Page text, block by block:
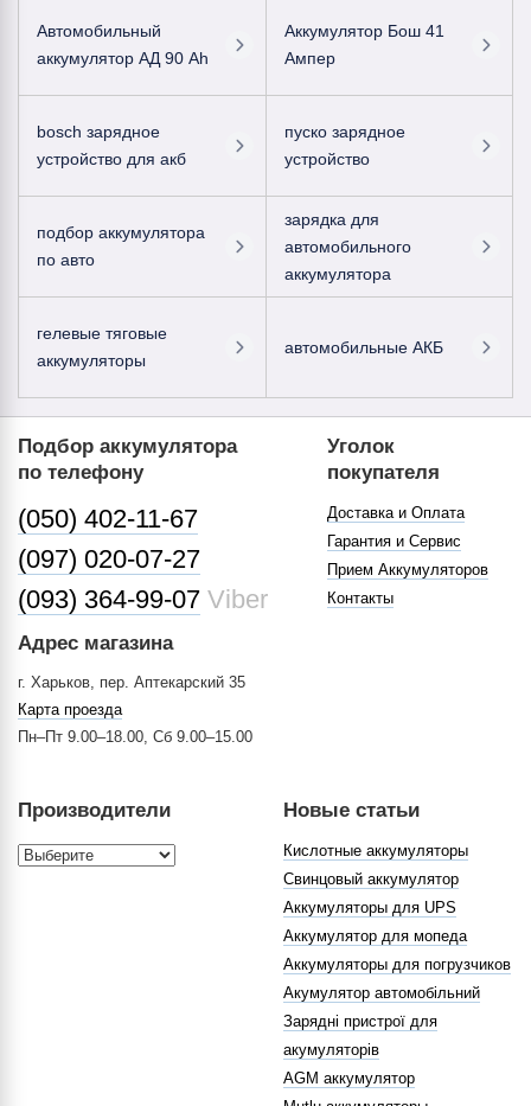
Автомобильный
аккумулятор АД 90 Ah
Аккумулятор Бош 41
Ампер
bosch зарядное
устройство для акб
пуско зарядное
устройство
подбор аккумулятора
по авто
зарядка для
автомобильного
аккумулятора
гелевые тяговые
аккумуляторы
автомобильные АКБ
Подбор аккумулятора
по телефону
(050) 402-11-67
(097) 020-07-27
(093) 364-99-07 Viber
Адрес магазина
г. Харьков, пер. Аптекарский 35
Карта проезда
Пн–Пт 9.00–18.00, Сб 9.00–15.00
Уголок
покупателя
Доставка и Оплата
Гарантия и Сервис
Прием Аккумуляторов
Контакты
Производители Новые статьи
Кислотные аккумуляторы
Свинцовый аккумулятор
Аккумуляторы для UPS
Аккумулятор для мопеда
Аккумуляторы для погрузчиков
Акумулятор автомобільний
Зарядні пристрої для
акумуляторів
AGM аккумулятор